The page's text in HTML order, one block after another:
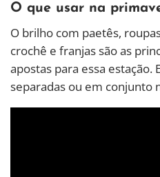
O que usar na
O brilho com paetês,
crochê e franjas são as
apostas para essa estação.
separadas ou em conjunto